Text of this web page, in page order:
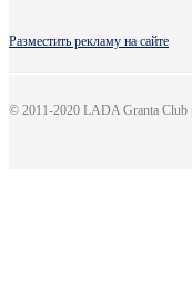
Разместить рекламу на сайте
© 2011-2020 LADA Granta Club